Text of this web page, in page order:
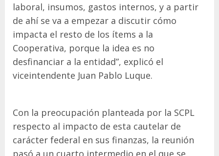
laboral, insumos, gastos internos, y a partir
de ahí se va a empezar a discutir cómo
impacta el resto de los ítems a la
Cooperativa, porque la idea es no
desfinanciar a la entidad”, explicó el
viceintendente Juan Pablo Luque.
Con la preocupación planteada por la SCPL
respecto al impacto de esta cautelar de
carácter federal en sus finanzas, la reunión
pasó a un cuarto intermedio en el que se